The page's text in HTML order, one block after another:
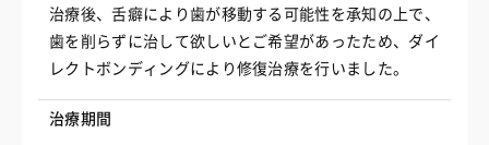
治療後、舌癖により歯が移動する可能性を承知の上で、
歯を削らずに治して欲しいとご希望があったため、ダイ
レクトボンディングにより修復治療を行いました。
治療期間